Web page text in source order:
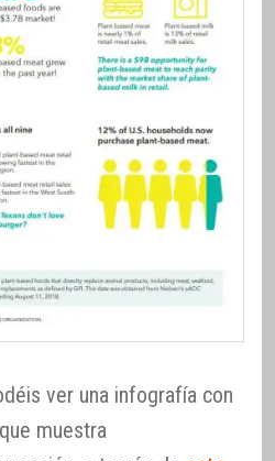
ver una infografía con
muestra